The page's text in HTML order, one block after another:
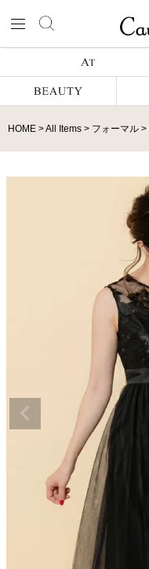
HOME All Items フォーマル